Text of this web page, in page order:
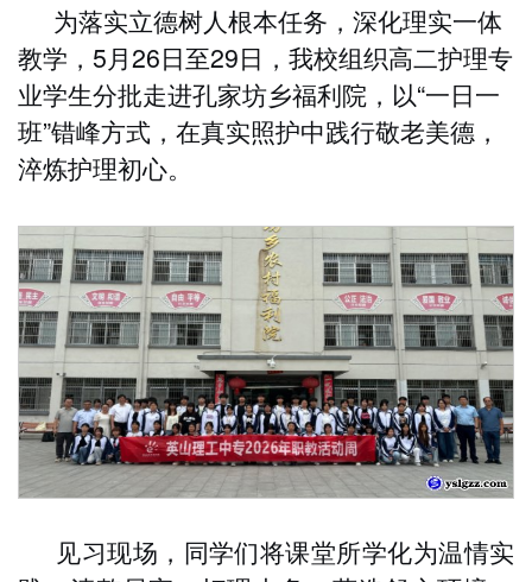
为落实立德树人根本任务，深化理实一体
教学， 5月26日至29日，我校组织高二护理专
业学生分批走进孔家坊乡福利院，以“一日一
班”错峰方式，在真实照护中践行敬老美德，
淬炼护理初心。
见习现场，同学们将课堂所学化为温情实